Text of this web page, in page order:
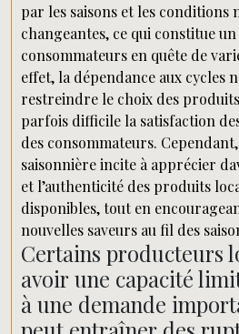
par les saisons et les conditions
changeantes, ce qui constitue
consommateurs en quête de
effet, la dépendance aux cycles
restreindre le choix des
parfois difficile la satisfaction
des consommateurs.
saisonnière incite à apprécier
et l’authenticité des produits
disponibles, tout en
nouvelles saveurs au fil des
Certains producteurs
avoir une capacité
à une demande